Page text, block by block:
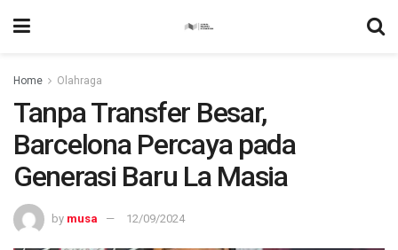
Home Olahraga
Tanpa Transfer Besar,
Barcelona Percaya pada
Generasi Baru La Masia
by musa 12/09/2024